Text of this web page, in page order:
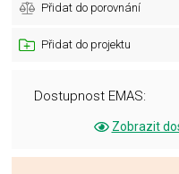
Přidat do porovnání
Přidat do projektu
Dostupnost EMAS:
Zobrazit